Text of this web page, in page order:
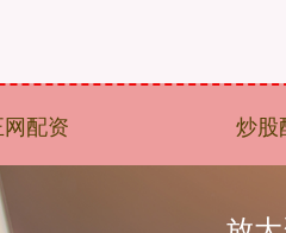
配资 炒股